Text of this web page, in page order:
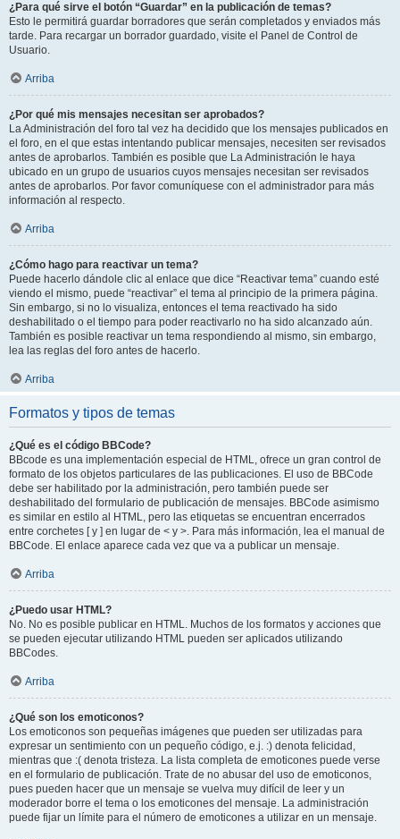
¿Para qué sirve el botón “Guardar” en la publicación de temas?
Esto le permitirá guardar borradores que serán completados y enviados más
tarde. Para recargar un borrador guardado, visite el Panel de Control de
Usuario.
Arriba
¿Por qué mis mensajes necesitan ser aprobados?
La Administración del foro tal vez ha decidido que los mensajes publicados en
el foro, en el que estas intentando publicar mensajes, necesiten ser revisados
antes de aprobarlos. También es posible que La Administración le haya
ubicado en un grupo de usuarios cuyos mensajes necesitan ser revisados
antes de aprobarlos. Por favor comuníquese con el administrador para más
información al respecto.
Arriba
¿Cómo hago para reactivar un tema?
Puede hacerlo dándole clic al enlace que dice “Reactivar tema” cuando esté
viendo el mismo, puede “reactivar” el tema al principio de la primera página.
Sin embargo, si no lo visualiza, entonces el tema reactivado ha sido
deshabilitado o el tiempo para poder reactivarlo no ha sido alcanzado aún.
También es posible reactivar un tema respondiendo al mismo, sin embargo,
lea las reglas del foro antes de hacerlo.
Arriba
Formatos y tipos de temas
¿Qué es el código BBCode?
BBcode es una implementación especial de HTML, ofrece un gran control de
formato de los objetos particulares de las publicaciones. El uso de BBCode
debe ser habilitado por la administración, pero también puede ser
deshabilitado del formulario de publicación de mensajes. BBCode asimismo
es similar en estilo al HTML, pero las etiquetas se encuentran encerrados
entre corchetes [ y ] en lugar de < y >. Para más información, lea el manual de
BBCode. El enlace aparece cada vez que va a publicar un mensaje.
Arriba
¿Puedo usar HTML?
No. No es posible publicar en HTML. Muchos de los formatos y acciones que
se pueden ejecutar utilizando HTML pueden ser aplicados utilizando
BBCodes.
Arriba
¿Qué son los emoticonos?
Los emoticonos son pequeñas imágenes que pueden ser utilizadas para
expresar un sentimiento con un pequeño código, e.j. :) denota felicidad,
mientras que :( denota tristeza. La lista completa de emoticones puede verse
en el formulario de publicación. Trate de no abusar del uso de emoticonos,
pues pueden hacer que un mensaje se vuelva muy difícil de leer y un
moderador borre el tema o los emoticones del mensaje. La administración
puede fijar un límite para el número de emoticones a utilizar en un mensaje.